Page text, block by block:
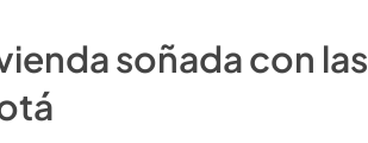
soñada con las